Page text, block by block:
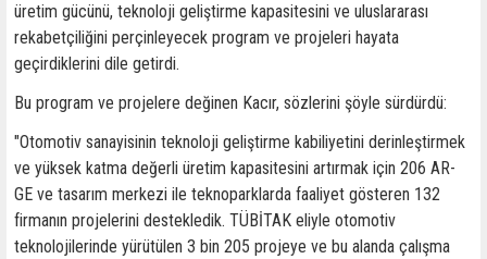
üretim gücünü, teknoloji geliştirme kapasitesini ve uluslararası
rekabetçiliğini perçinleyecek program ve projeleri hayata
geçirdiklerini dile getirdi.
Bu program ve projelere değinen Kacır, sözlerini şöyle sürdürdü:
"Otomotiv sanayisinin teknoloji geliştirme kabiliyetini derinleştirmek
ve yüksek katma değerli üretim kapasitesini artırmak için 206 AR-
GE ve tasarım merkezi ile teknoparklarda faaliyet gösteren 132
firmanın projelerini destekledik. TÜBİTAK eliyle otomotiv
teknolojilerinde yürütülen 3 bin 205 projeye ve bu alanda çalışma